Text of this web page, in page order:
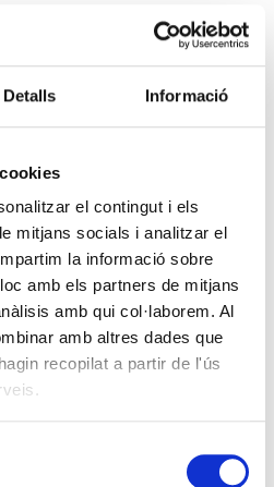
Detalls Informació
el contingut i els
mitjans socials i analitzar el
la informació sobre
amb els partners de mitjans
amb qui col·laborem. Al
amb altres dades que
recopilat a partir de l'ús